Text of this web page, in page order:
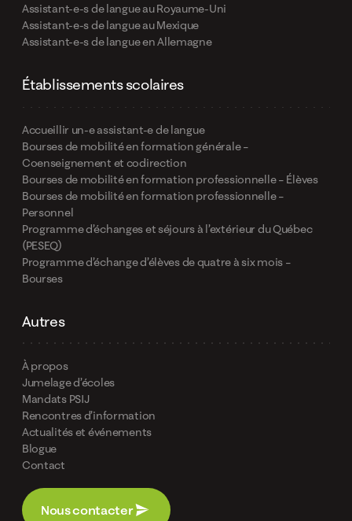
Assistant-e-s de langue au Royaume-Uni
Assistant-e-s de langue au Mexique
Assistant-e-s de langue en Allemagne
Établissements scolaires
Accueillir un-e assistant-e de langue
Bourses de mobilité en formation générale –
Coenseignement et codirection
Bourses de mobilité en formation professionnelle – Élèves
Bourses de mobilité en formation professionnelle –
Personnel
Programme d’échanges et séjours à l’extérieur du Québec
(PESEQ)
Programme d’échange d’élèves de quatre à six mois –
Bourses
Autres
À propos
Jumelage d’écoles
Mandats PSIJ
Rencontres d’information
Actualités et événements
Blogue
Contact
Nous contacter